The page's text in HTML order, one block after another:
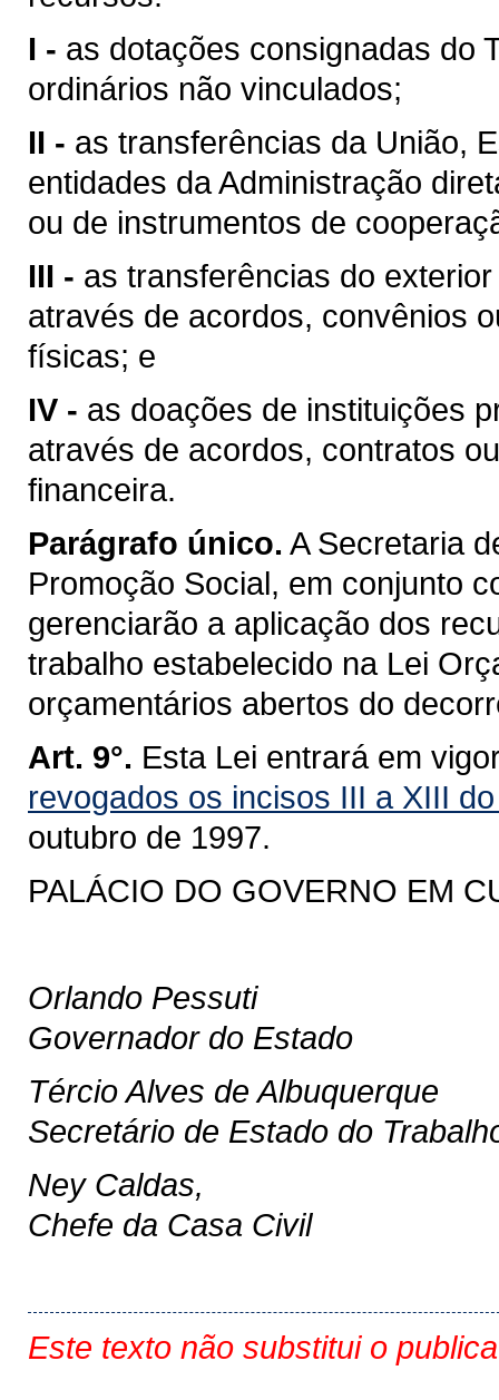
I - as dotações consignadas do
ordinários não vinculados;
II - as transferências da União,
entidades da Administração
ou de instrumentos de
III - as transferências do
através de acordos, convênios
físicas; e
IV - as doações de instituições
através de acordos, contratos
financeira.
Parágrafo único. A Secretaria
Promoção Social, em conjunto
gerenciarão a aplicação dos
trabalho estabelecido na Lei
orçamentários abertos do
Art. 9°. Esta Lei entrará em
revogados os incisos III a XIII
outubro de 1997.
PALÁCIO DO GOVERNO EM
Orlando Pessuti
Governador do Estado
Tércio Alves de Albuquerque
Secretário de Estado do
Ney Caldas,
Chefe da Casa Civil
Este texto não substitui o